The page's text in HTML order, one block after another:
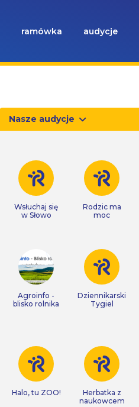
ramówka audycje
Nasze audycje
Wsłuchaj się
w Słowo
Rodzic ma
moc
Agroinfo -
blisko rolnika
Dziennikarski
Tygiel
Halo, tu ZOO!
Herbatka z
naukowcem